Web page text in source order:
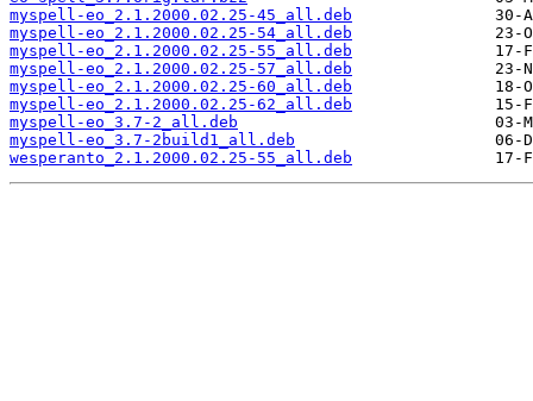
myspell-eo_2.1.2000.02.25-45_all.deb
myspell-eo_2.1.2000.02.25-54_all.deb
myspell-eo_2.1.2000.02.25-55_all.deb
myspell-eo_2.1.2000.02.25-57_all.deb
myspell-eo_2.1.2000.02.25-60_all.deb
myspell-eo_2.1.2000.02.25-62_all.deb
myspell-eo_3.7-2_all.deb
myspell-eo_3.7-2build1_all.deb
wesperanto_2.1.2000.02.25-55_all.deb